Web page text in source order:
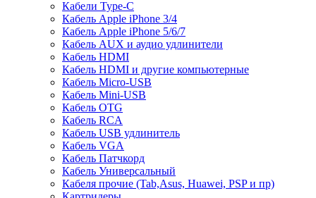
Кабели Type-C
Кабель Apple iPhone 3/4
Кабель Apple iPhone 5/6/7
Кабель AUX и аудио удлинители
Кабель HDMI
Кабель HDMI и другие компьютерные
Кабель Micro-USB
Кабель Mini-USB
Кабель OTG
Кабель RCA
Кабель USB удлинитель
Кабель VGA
Кабель Патчкорд
Кабель Универсальный
Кабеля прочие (Tab,Asus, Huawei, PSP и пр)